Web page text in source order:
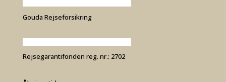
Gouda Rejseforsikring
Rejsegarantifonden reg. nr.: 2702